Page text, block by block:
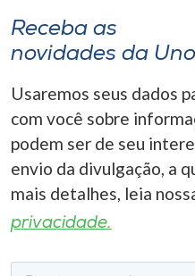
A+
Receba as
novidades da
Usaremos seus dados
com você sobre
podem ser de seu
envio da divulgação, a
mais detalhes, leia
privacidade.